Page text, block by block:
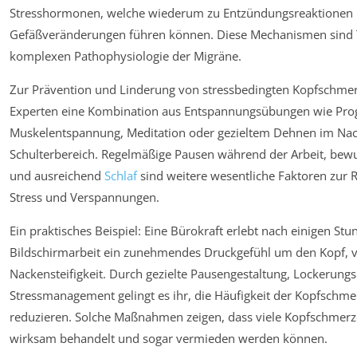
Stresshormonen, welche wiederum zu Entzündungsreaktionen
Gefäßveränderungen führen können. Diese Mechanismen sind
komplexen Pathophysiologie der Migräne.
Zur Prävention und Linderung von stressbedingten
Experten eine Kombination aus Entspannungsübungen wie
Muskelentspannung, Meditation oder gezieltem Dehnen im
Schulterbereich. Regelmäßige Pausen während der Arbeit,
und ausreichend Schlafsind weitere wesentliche Faktoren zur
Stress und Verspannungen.
Ein praktisches Beispiel: Eine Bürokraft erlebt nach einigen
Bildschirmarbeit ein zunehmendes Druckgefühl um den Kopf,
Nackensteifigkeit. Durch gezielte Pausengestaltung,
Stressmanagement gelingt es ihr, die Häufigkeit der
reduzieren. Solche Maßnahmen zeigen, dass viele
wirksam behandelt und sogar vermieden werden können.